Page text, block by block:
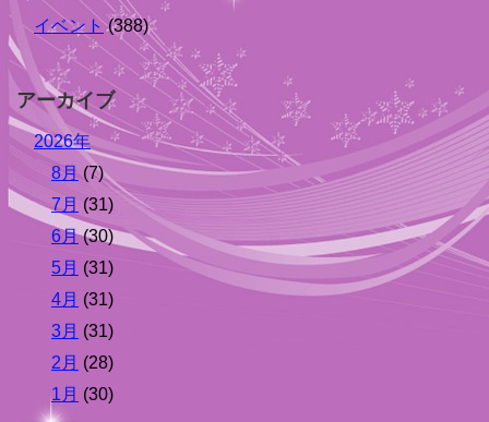
イベント(388)
アーカイブ
2026年
8月 (7)
7月 (31)
6月(30)
5月 (31)
4月 (31)
3月 (31)
2月 (28)
1月 (30)